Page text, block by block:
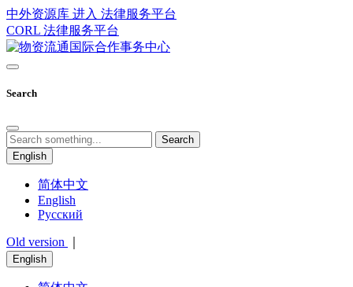
中外资源库 进入 法律服务平台
CORL 法律服务平台
Search
Search
English
简体中文
English
Русский
Old version
English